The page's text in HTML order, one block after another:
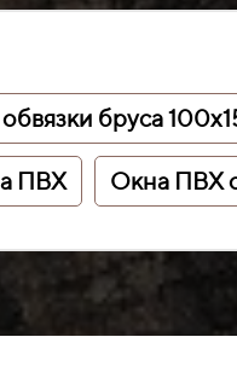
бруса
ПВХ Окна ПВХ